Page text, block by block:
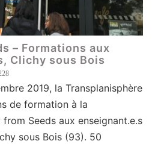
– Formations aux
Clichy sous Bois
2019, la Transplanisphère
de formation à la
Seeds aux enseignant.e.s
sous Bois (93). 50